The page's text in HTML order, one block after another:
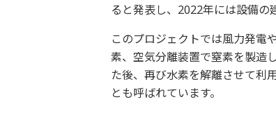
ると発表し、2022年には設備の
このプロジェクトでは風力発電
素、空気分離装置で窒素を製造
た後、再び水素を解離させて利
とも呼ばれています。